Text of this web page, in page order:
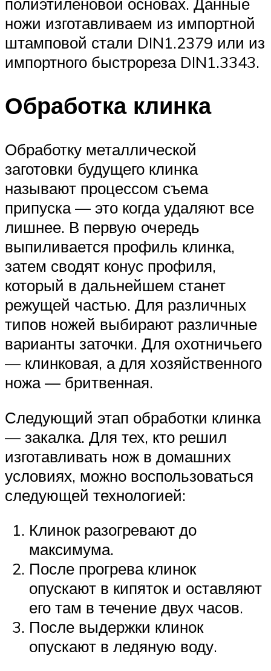
ножи изготавливаем из импортной
штамповой стали DIN1.2379 или из
импортного быстрореза DIN1.3343.
Обработка клинка
Обработку металлической
заготовки будущего клинка
называют процессом съема
припуска — это когда удаляют все
лишнее. В первую очередь
выпиливается профиль клинка,
затем сводят конус профиля,
который в дальнейшем станет
режущей частью. Для различных
типов ножей выбирают различные
варианты заточки. Для охотничьего
— клинковая, а для хозяйственного
ножа — бритвенная.
Следующий этап обработки клинка
— закалка. Для тех, кто решил
изготавливать нож в домашних
условиях, можно воспользоваться
следующей технологией:
Клинок разогревают до
максимума.
После прогрева клинок
опускают в кипяток и оставляют
его там в течение двух часов.
После выдержки клинок
опускают в ледяную воду.